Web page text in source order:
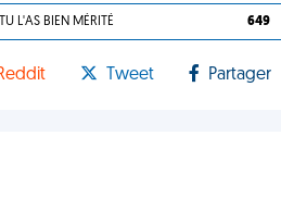
TU L'AS BIEN MÉRITÉ 649
Tweet Partager